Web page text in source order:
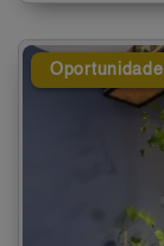
Oportunidade